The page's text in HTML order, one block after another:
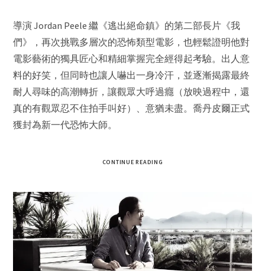
導演 Jordan Peele 繼《逃出絕命鎮》的第二部長片《我
們》，再次挑戰多層次的恐怖類型電影，也輕鬆證明他對
電影藝術的獨具匠心和精細掌握完全經得起考驗。出人意
料的好笑，但同時也讓人嚇出一身冷汗，並逐漸揭露最終
耐人尋味的高潮轉折，讓觀眾大呼過癮（放映過程中，還
真的有觀眾忍不住拍手叫好）、意猶未盡。喬丹皮爾正式
獲封為新一代恐怖大師。
CONTINUE READING